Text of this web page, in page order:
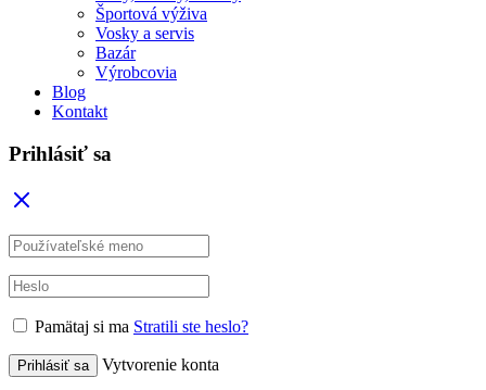
Športová výživa
Vosky a servis
Bazár
Výrobcovia
Blog
Kontakt
Prihlásiť sa
Pamätaj si ma Stratili ste heslo?
Prihlásiť sa Vytvorenie konta